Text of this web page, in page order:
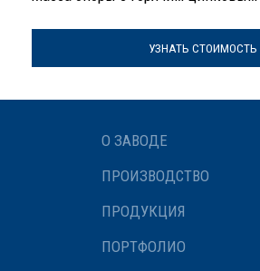
УЗНАТЬ СТОИМОСТЬ
О ЗАВОДЕ
ПРОИЗВОДСТВО
ПРОДУКЦИЯ
ПОРТФОЛИО